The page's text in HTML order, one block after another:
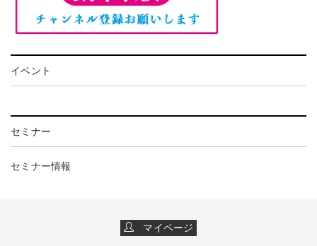
イベント
セミナー
セミナー情報
マイページ